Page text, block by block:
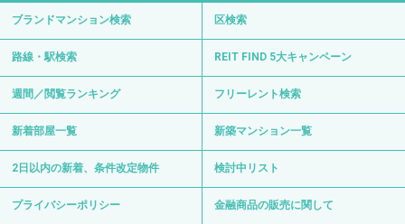
ブランドマンション検索 区検索
路線・駅検索 REIT FIND 5大キャンペーン
週間／閲覧ランキング フリーレント検索
新着部屋一覧 新築マンション一覧
2日以内の新着、条件改定物件 検討中リスト
プライバシーポリシー 金融商品の販売に関して